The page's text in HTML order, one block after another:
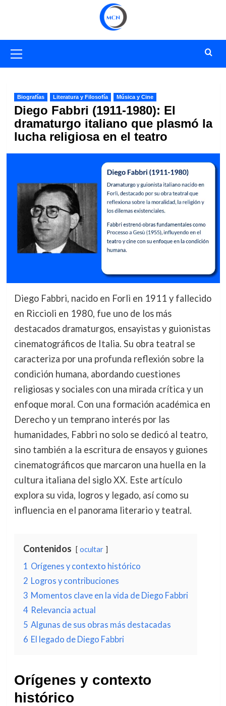
primario
Biografías Literatura y Filosofía Música y Cine
Diego Fabbri (1911-1980): El
dramaturgo italiano que plasmó la
lucha religiosa en el teatro
Diego Fabbri, nacido en Forlì en 1911 y fallecido
en Riccioli en 1980, fue uno de los más
destacados dramaturgos, ensayistas y guionistas
cinematográficos de Italia. Su obra teatral se
caracteriza por una profunda reflexión sobre la
condición humana, abordando cuestiones
religiosas y sociales con una mirada crítica y un
enfoque moral. Con una formación académica en
Derecho y un temprano interés por las
humanidades, Fabbri no solo se dedicó al teatro,
sino también a la escritura de ensayos y guiones
cinematográficos que marcaron una huella en la
cultura italiana del siglo XX. Este artículo
explora su vida, logros y legado, así como su
influencia en el panorama literario y teatral.
Contenidos ocultar
1 Orígenes y contexto histórico
2 Logros y contribuciones
3 Momentos clave en la vida de Diego Fabbri
4 Relevancia actual
5 Algunas de sus obras más destacadas
6 El legado de Diego Fabbri
Orígenes y contexto
histórico